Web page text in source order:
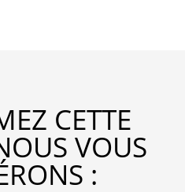
CETTE
VOUS
: